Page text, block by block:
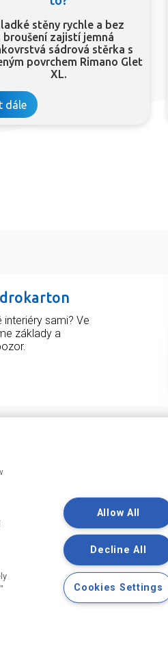
stěny rychle a bez
broušení zajistí jemná
sádrová stěrka s
povrchem Rimano Glet
XL.
dále
sami? Ve
základy a
Souhlas se
Souhlas se
marketingovým
Allow All
Decline All
Cookies Settings